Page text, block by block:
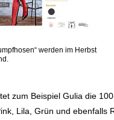
werden im Herbst
zum Beispiel Gulia die
Lila, Grün und ebenfalls